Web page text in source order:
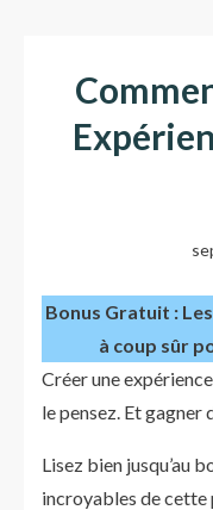
Bonus Gratuit :
à coup sûr
Créer une
le pensez. Et gagner
Lisez bien jusqu’au
incroyables de cette